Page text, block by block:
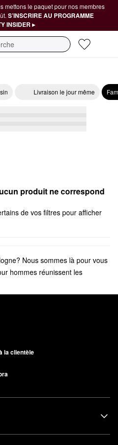
mettons le paquet pour nos membres
S’INSCRIRE AU PROGRAMME
INSIDER ▸
Livraison le jour même
produit ne correspond
de vos filtres pour afficher
Nous sommes là pour vous
hommes réunissent les
la clientèle